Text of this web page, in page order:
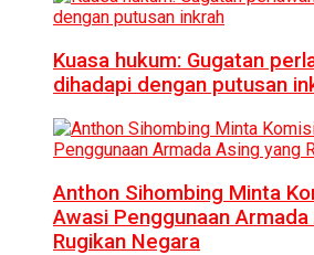
Kuasa hukum: Gugatan
dihadapi dengan putusan
Anthon Sihombing Minta
Awasi Penggunaan Armada
Rugikan Negara